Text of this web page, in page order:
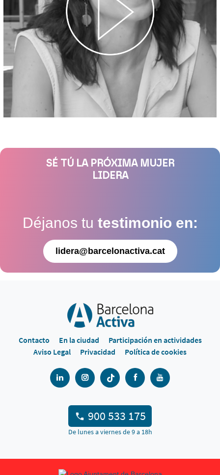
SÉ TÚ LA PRÓXIMA MUJER
LIDERA
Déjanos tu testimonio en:
lidera@barcelonactiva.cat
Contacto En la ciudad
Participación en actividades
Aviso Legal
Privacidad Política de cookies
900 533 175
De lunes a viernes de 9 a 18h